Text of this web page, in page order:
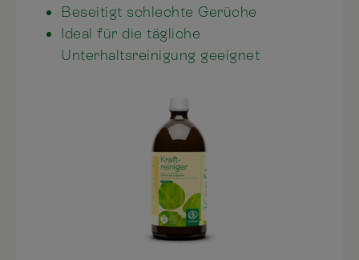
Beseitigt schlechte Gerüche
Ideal für die tägliche
Unterhaltsreinigung geeignet